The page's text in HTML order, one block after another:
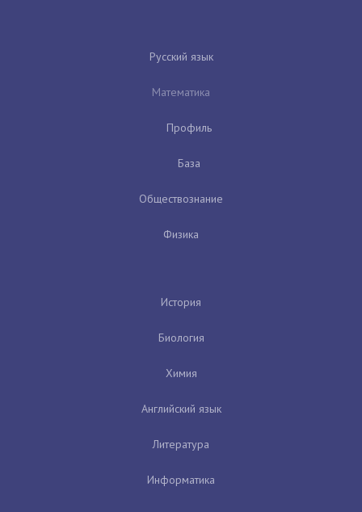
Русский язык
Математика
Профиль
База
Обществознание
Физика
История
Биология
Химия
Английский язык
Литература
Информатика